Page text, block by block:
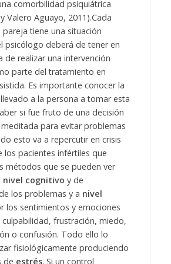
comorbilidad psiquiátrica
Valero Aguayo, 2011).Cada
tiene una situación
psicólogo deberá de tener en
de realizar una intervención
parte del tratamiento en
Es importante conocer la
a la persona a tomar esta
si fue fruto de una decisión
para evitar problemas
esto va a repercutir en crisis
los pacientes infértiles que
métodos que se pueden ver
nivel cognitivo y de
los problemas y a nivel
los sentimientos y emociones
frustración, miedo,
o confusión. Todo ello lo
fisiológicamente produciendo
de estrés. Si un control